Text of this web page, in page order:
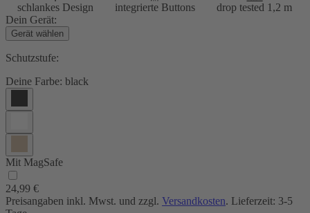
schlankes Design integrierte Buttons
drop tested 1,2 m
Dein Gerät:
Gerät wählen
Schutzstufe:
Deine Farbe: black
Mit MagSafe
24,99 €
Preisangaben inkl. Mwst. und zzgl. Versandkosten. Lieferzeit: 3-5